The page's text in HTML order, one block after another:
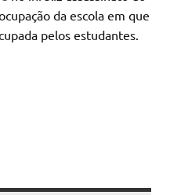
da escola em que
pelos estudantes.